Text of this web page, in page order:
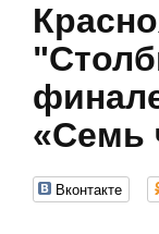
«Семь
Вконтакте